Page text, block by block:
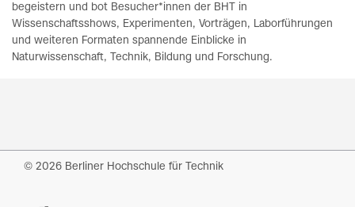
begeistern und bot Besucher*innen der BHT in
Wissenschaftsshows, Experimenten, Vorträgen, Laborführungen
und weiteren Formaten spannende Einblicke in
Naturwissenschaft, Technik, Bildung und Forschung.
© 2026 Berliner Hochschule für Technik